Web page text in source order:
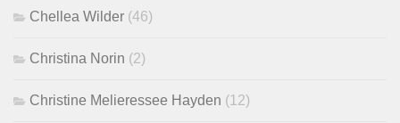
Chellea Wilder (46)
Christina Norin (2)
Christine Melieressee Hayden (12)